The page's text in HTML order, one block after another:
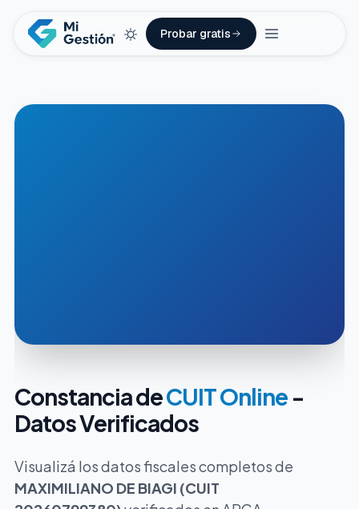
Probar gratis
Constancia deCUIT Online -
Datos Verificados
Visualizá los datos fiscales completos de
MAXIMILIANO DE BIAGI (CUIT